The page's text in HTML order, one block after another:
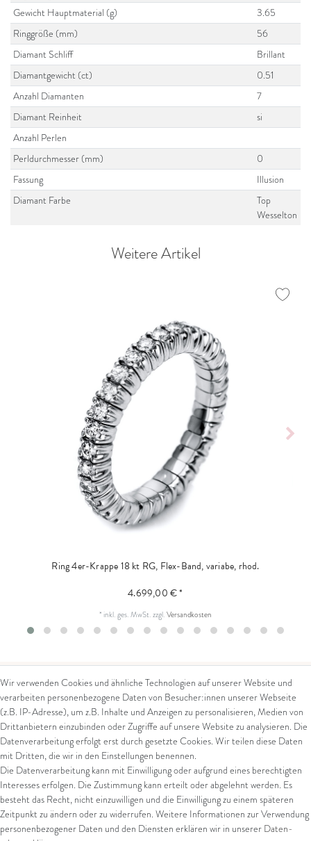
Gewicht Hauptmaterial (g)
3.65
Ringgröße (mm)
56
Diamant Schliff
Brillant
Diamantgewicht (ct)
0.51
Anzahl Diamanten
7
Diamant Reinheit
si
Anzahl Perlen
Perldurchmesser (mm)
0
Fassung
Illusion
Diamant Farbe
Top
Wesselton
Weitere Artikel
Ring 4er-Krappe 18 kt RG, Flex-Band, variabe, rhod.
4.699,00 € *
* inkl. ges. MwSt.zzgl.Versandkosten
Kontakt
Kontaktformular
Arena in Arte GmbH
Marktgasse 2,
8600 Dübendorf
Tel: +41 44 821 60 40
Rechtliches
AGB
Impressum
Datenschutz
Widerrufsrecht
Zahlung und Versand
Widerrufsformular
Wir verwenden Cookies und ähnliche Technologien auf unserer Website und
verarbeiten personenbezogene Daten von Besucher:innen unserer Webseite
(z.B. IP-Adresse), um z.B. Inhalte und Anzeigen zu personalisieren, Medien von
Drittanbietern einzubinden oder Zugriffe auf unsere Website zu analysieren. Die
Datenverarbeitung erfolgt erst durch gesetzte Cookies. Wir teilen diese Daten
mit Dritten, die wir in den Einstellungen benennen.
Die Datenverarbeitung kann mit Einwilligung oder aufgrund eines berechtigten
Interesses erfolgen. Die Zustimmung kann erteilt oder abgelehnt werden. Es
besteht das Recht, nicht einzuwilligen und die Einwilligung zu einem späteren
Zeitpunkt zu ändern oder zu widerrufen. Weitere Informationen zur Verwendung
personenbezogener Daten und den Diensten erklären wir in unserer Daten­